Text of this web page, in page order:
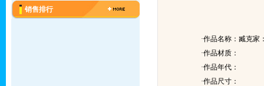
销售排行
·作品名称：臧克家
·作品材质：
·作品年代：
·作品尺寸：